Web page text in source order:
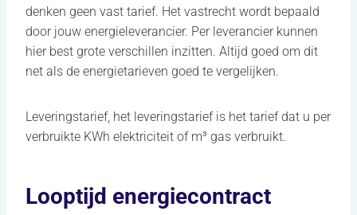
denken geen vast tarief. Het vastrecht wordt bepaald
door jouw energieleverancier. Per leverancier kunnen
hier best grote verschillen inzitten. Altijd goed om dit
net als de energietarieven goed te vergelijken.
Leveringstarief, het leveringstarief is het tarief dat u per
verbruikte KWh elektriciteit of m³ gas verbruikt.
Looptijd energiecontract